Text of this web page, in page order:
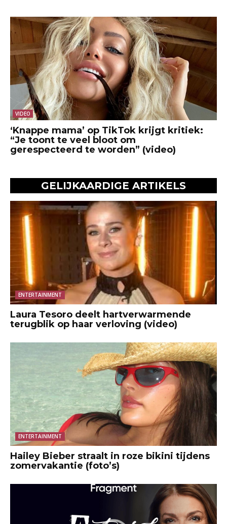
VIDEO
‘Knappe mama’ op TikTok krijgt kritiek:
“Je toont te veel bloot om
gerespecteerd te worden” (video)
GELIJKAARDIGE ARTIKELS
ENTERTAINMENT
Laura Tesoro deelt hartverwarmende
terugblik op haar verloving (video)
ENTERTAINMENT
Hailey Bieber straalt in roze bikini tijdens
zomervakantie (foto’s)